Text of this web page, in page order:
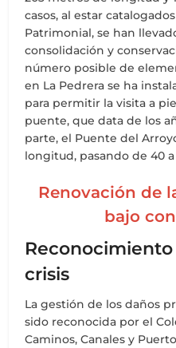
casos, al estar
Patrimonial, se han
consolidación y
número posible de
en La Pedrera se ha
para permitir la visita a
puente, que data de los
parte, el Puente del
longitud, pasando de 40
Renovación de
bajo
crisis
La gestión de los daños
sido reconocida por el
Caminos, Canales y